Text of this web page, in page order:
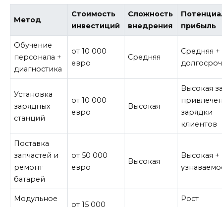
Метод
Стоимость
инвестиций
Сложность
внедрения
прибыль
Обучение
персонала +
диагностика
от 10 000
евро
Средняя
Средняя +
Установка
зарядных
станций
от 10 000
евро
Высокая
Высокая
зарядки
клиентов
Поставка
запчастей и
ремонт
батарей
от 50 000
евро
Высокая
Высокая +
Модульное
от 15 000
Рост